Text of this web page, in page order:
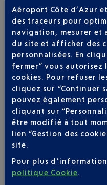
Soyez notifié(e) de
toutes les
pour ce vol
Aéroport Côte d’Azur
des traceurs pour
navigation, mesurer et
du site et afficher des
personnalisées. En
fermer” vous autorisez
cookies. Pour refuser
cliquez sur “Continuer
pouvez également
cliquant sur
être modifié à tout
lien “Gestion des
site.
Pour plus
politique Cookie